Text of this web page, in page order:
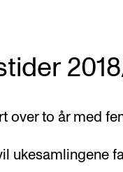
over to år med
ukesamlingene